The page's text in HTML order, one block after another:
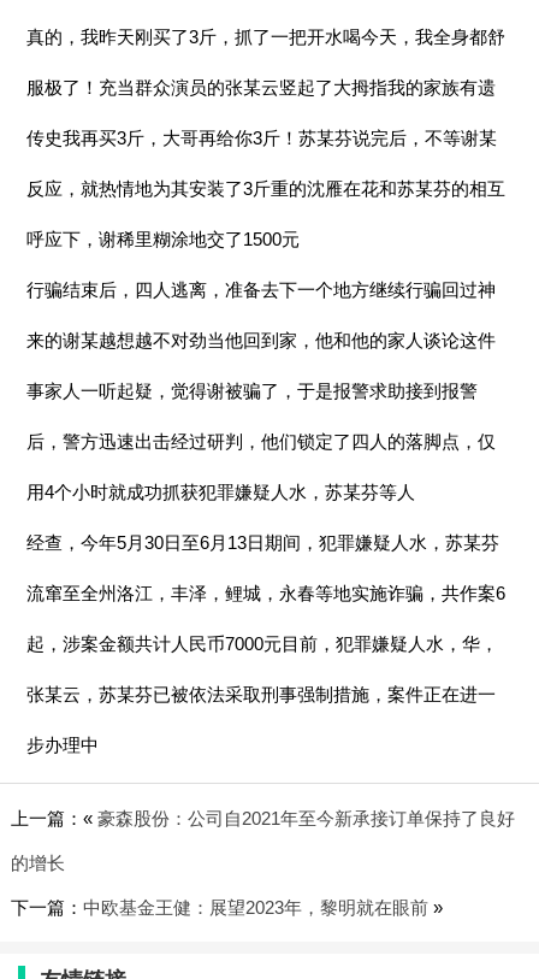
真的，我昨天刚买了3斤，抓了一把开水喝今天，我全身都舒
服极了！充当群众演员的张某云竖起了大拇指我的家族有遗
传史我再买3斤，大哥再给你3斤！苏某芬说完后，不等谢某
反应，就热情地为其安装了3斤重的沈雁在花和苏某芬的相互
呼应下，谢稀里糊涂地交了1500元
行骗结束后，四人逃离，准备去下一个地方继续行骗回过神
来的谢某越想越不对劲当他回到家，他和他的家人谈论这件
事家人一听起疑，觉得谢被骗了，于是报警求助接到报警
后，警方迅速出击经过研判，他们锁定了四人的落脚点，仅
用4个小时就成功抓获犯罪嫌疑人水，苏某芬等人
经查，今年5月30日至6月13日期间，犯罪嫌疑人水，苏某芬
流窜至全州洛江，丰泽，鲤城，永春等地实施诈骗，共作案6
起，涉案金额共计人民币7000元目前，犯罪嫌疑人水，华，
张某云，苏某芬已被依法采取刑事强制措施，案件正在进一
步办理中
上一篇：« 豪森股份：公司自2021年至今新承接订单保持了良好
的增长
下一篇： 中欧基金王健：展望2023年，黎明就在眼前»